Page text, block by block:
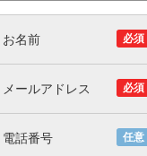
必須
お名前
必須
メールアドレス
任意
電話番号